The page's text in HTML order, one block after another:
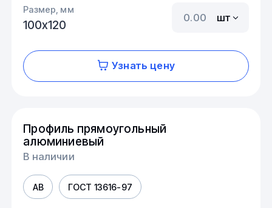
Размер, мм
100х120
шт
Узнать цену
Профиль прямоугольный
алюминиевый
В наличии
АВ ГОСТ 13616-97